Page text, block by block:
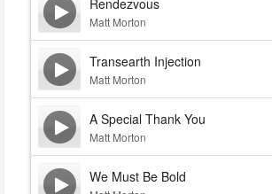
Rendezvous
Matt Morton
Transearth Injection
Matt Morton
A Special Thank You
Matt Morton
We Must Be Bold